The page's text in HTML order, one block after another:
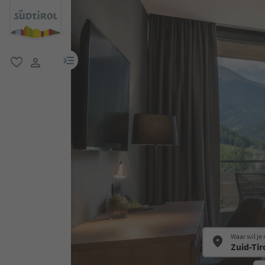
menulink
Waar wil je